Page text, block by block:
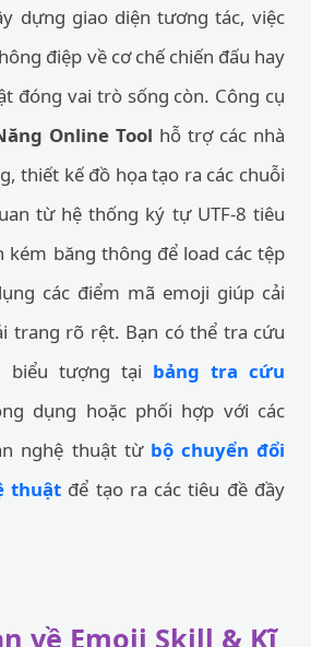
dựng giao diện tương tác, việc
điệp về cơ chế chiến đấu hay
đóng vai trò sống còn. Công cụ
Online Tool hỗ trợ các nhà
thiết kế đồ họa tạo ra các chuỗi
từ hệ thống ký tự UTF-8 tiêu
kém băng thông để load các tệp
các điểm mã emoji giúp cải
trang rõ rệt. Bạn có thể tra cứu
biểu tượng tại bảng tra cứu
dụng hoặc phối hợp với các
nghệ thuật từ bộ chuyển đổi
thuậtđể tạo ra các tiêu đề đầy
về Emoji Skill & Kĩ